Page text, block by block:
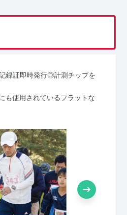
証即時発行◎計測チップを
も使用されているフラットな